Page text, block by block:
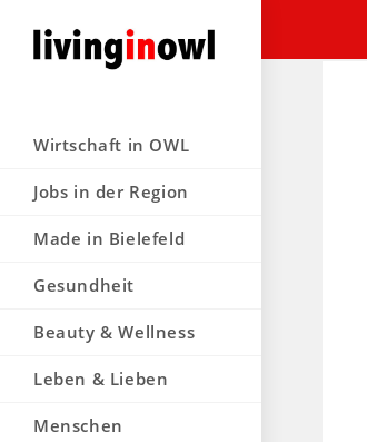
Wirtschaft in OWL
Jobs in der Region
Made in Bielefeld
Gesundheit
Beauty & Wellness
Leben & Lieben
Menschen